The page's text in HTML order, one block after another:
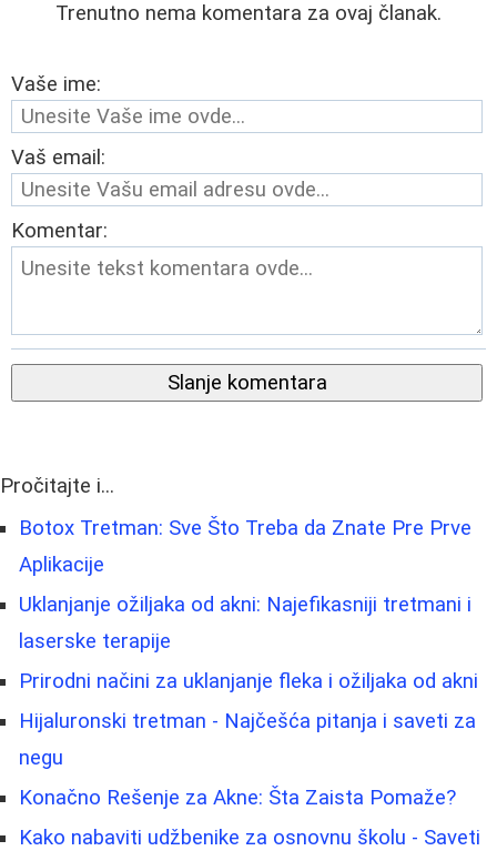
Trenutno nema komentara za ovaj članak.
Vaše ime:
Vaš email:
Komentar:
Slanje komentara
Pročitajte i...
Botox Tretman: Sve Što Treba da Znate Pre Prve
Aplikacije
Uklanjanje ožiljaka od akni: Najefikasniji tretmani i
laserske terapije
Prirodni načini za uklanjanje fleka i ožiljaka od akni
Hijaluronski tretman - Najčešća pitanja i saveti za
negu
Konačno Rešenje za Akne: Šta Zaista Pomaže?
Kako nabaviti udžbenike za osnovnu školu - Saveti